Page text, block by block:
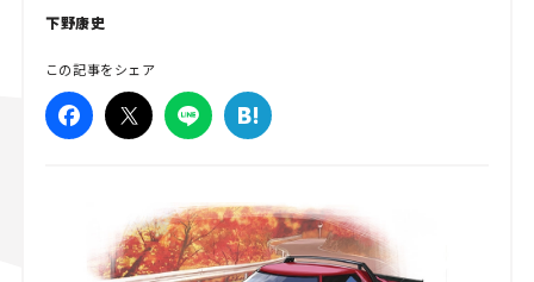
下野康史
この記事をシェア
Campaign
人気のハッシュタグ
スズキ ジムニー｜Suzuki Jimny
マツダ｜Mazda
マツダ ロードスター｜Mazda Roadster